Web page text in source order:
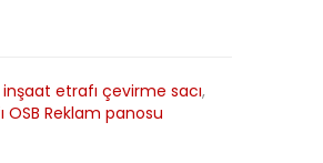
etrafı çevirme sacı,
Reklam panosu